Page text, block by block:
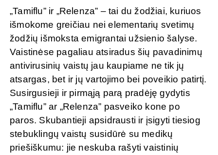
„Tamiflu” ir „Relenza” – tai du žodžiai, kuriuos
išmokome greičiau nei elementarių svetimų
žodžių išmoksta emigrantai užsienio šalyse.
Vaistinėse pagaliau atsiradus šių pavadinimų
antivirusinių vaistų jau kaupiame ne tik jų
atsargas, bet ir jų vartojimo bei poveikio patirtį.
Susirgusieji ir pirmąją parą pradėję gydytis
„Tamiflu” ar „Relenza” pasveiko kone po
paros. Skubantieji apsidrausti ir įsigyti tiesiog
stebuklingų vaistų susidūrė su medikų
priešiškumu: jie neskuba rašyti vaistinių